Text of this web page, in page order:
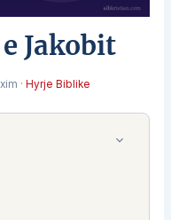
Jakobit
· Hyrje Biblike